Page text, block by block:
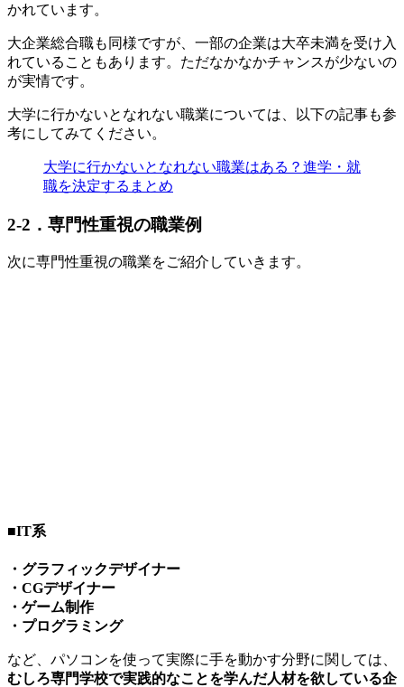
かれています。
大企業総合職も同様ですが、一部の企業は大卒未満を受け入
れていることもあります。ただなかなかチャンスが少ないの
が実情です。
大学に行かないとなれない職業については、以下の記事も参
考にしてみてください。
大学に行かないとなれない職業はある？進学・就
職を決定するまとめ
2-2．専門性重視の職業例
次に専門性重視の職業をご紹介していきます。
■IT系
・グラフィックデザイナー
・CGデザイナー
・ゲーム制作
・プログラミング
など、パソコンを使って実際に手を動かす分野に関しては、
むしろ専門学校で実践的なことを学んだ人材を欲している企